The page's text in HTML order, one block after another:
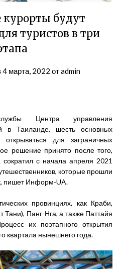
курорты будут
туристов в три
4 марта, 2022 отadmin
Центра управления
в Таиланде, шесть основных
для заграничных
решение принято после того,
с начала апреля 2021
которые прошли
пишет Информ-UA.
провинциях, как Краби,
Тани), Панг-Нга, а также Паттайя
их поэтапного открытия
квартала нынешнего года.